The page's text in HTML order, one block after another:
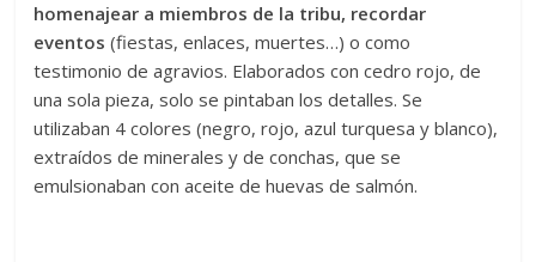
homenajear a miembros de la tribu, recordar
eventos (fiestas, enlaces, muertes…) o como
testimonio de agravios. Elaborados con cedro rojo, de
una sola pieza, solo se pintaban los detalles. Se
utilizaban 4 colores (negro, rojo, azul turquesa y blanco),
extraídos de minerales y de conchas, que se
emulsionaban con aceite de huevas de salmón.